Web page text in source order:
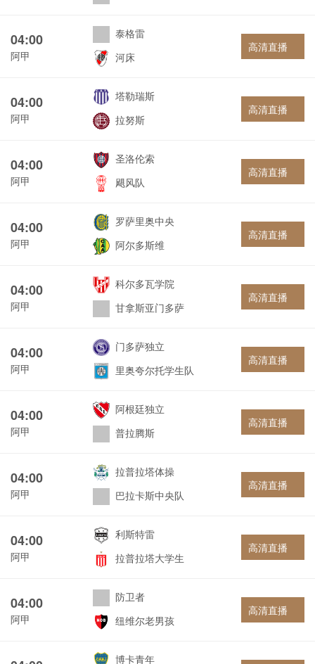
04:00
阿甲
泰格雷
河床
高清直播
04:00
阿甲
塔勒瑞斯
拉努斯
高清直播
04:00
阿甲
圣洛伦索
飓风队
高清直播
04:00
阿甲
罗萨里奥中央
阿尔多斯维
高清直播
04:00
阿甲
科尔多瓦学院
甘拿斯亚门多萨
高清直播
04:00
阿甲
门多萨独立
里奥夸尔托学生队
高清直播
04:00
阿甲
阿根廷独立
普拉腾斯
高清直播
04:00
阿甲
拉普拉塔体操
巴拉卡斯中央队
高清直播
04:00
阿甲
利斯特雷
拉普拉塔大学生
高清直播
04:00
阿甲
防卫者
纽维尔老男孩
高清直播
博卡青年